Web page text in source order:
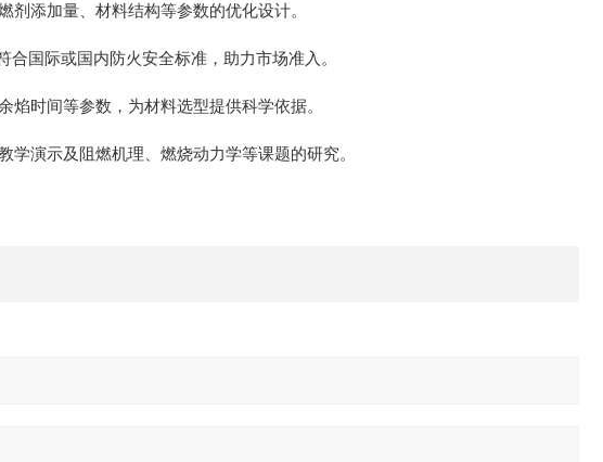
添加量、材料结构等参数的优化设计。
国际或国内防火安全标准，助力市场准入。
时间等参数，为材料选型提供科学依据。
演示及阻燃机理、燃烧动力学等课题的研究。